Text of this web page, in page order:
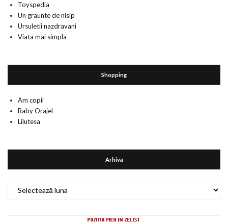
Toyspedia
Un graunte de nisip
Ursuletii nazdravani
Viata mai simpla
Shopping
Am copil
Baby Orajel
Lilutesa
Arhiva